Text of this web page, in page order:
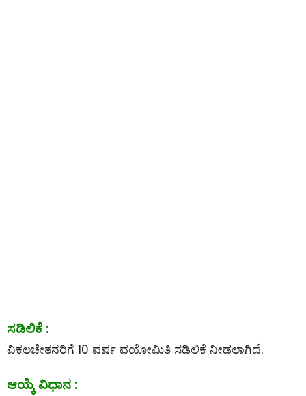
ಸಡಿಲಿಕೆ :
ವಿಕಲಚೇತನರಿಗೆ 10 ವರ್ಷ ವಯೋಮಿತಿ ಸಡಿಲಿಕೆ ನೀಡಲಾಗಿದೆ.
ಆಯ್ಕೆ ವಿಧಾನ :